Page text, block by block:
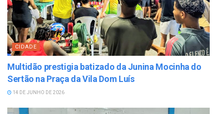
CIDADE
Multidão prestigia batizado da Junina Mocinha do
Sertão na Praça da Vila Dom Luís
14 DE JUNHO DE 2026